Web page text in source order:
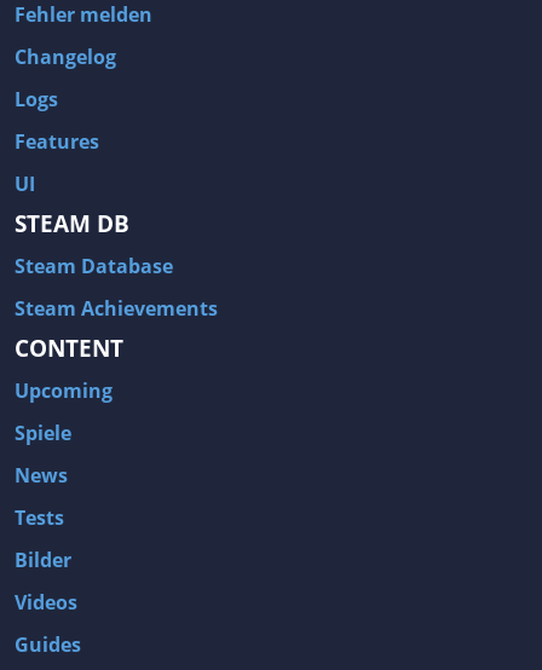
Fehler melden
Changelog
Logs
Features
UI
STEAM DB
Steam Database
Steam Achievements
CONTENT
Upcoming
Spiele
News
Tests
Bilder
Videos
Guides